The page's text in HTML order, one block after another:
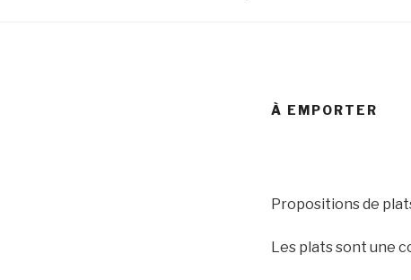
À EMPORTER
Propositions de
Les plats sont une